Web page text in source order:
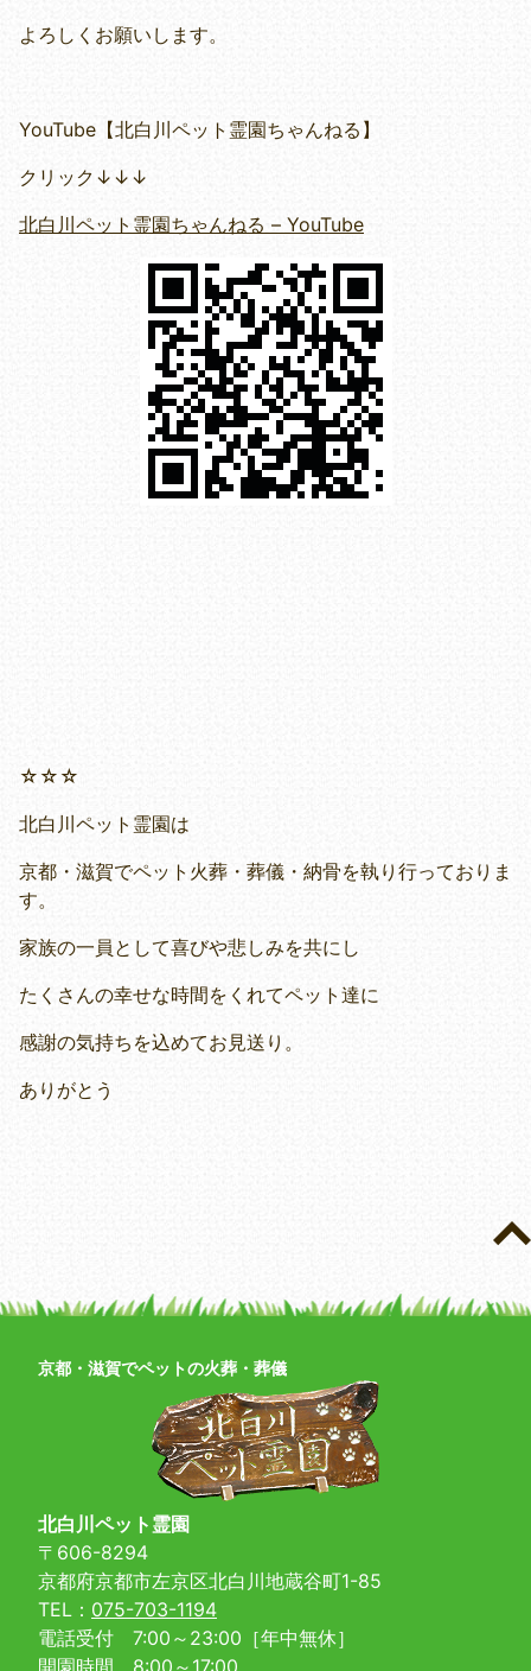
よろしくお願いします。
YouTube【北白川ペット霊園ちゃんねる】
クリック↓↓↓
北白川ペット霊園ちゃんねる – YouTube
☆☆☆
北白川ペット霊園は
京都・滋賀でペット火葬・葬儀・納骨を執り行っておりま
す。
家族の一員として喜びや悲しみを共にし
たくさんの幸せな時間をくれてペット達に
感謝の気持ちを込めてお見送り。
ありがとう
京都・滋賀でペットの火葬・葬儀
北白川ペット霊園
〒606-8294
京都府京都市左京区北白川地蔵谷町1-85
TEL： 075-703-1194
電話受付 7:00～23:00［年中無休］
開園時間 8:00～17:00